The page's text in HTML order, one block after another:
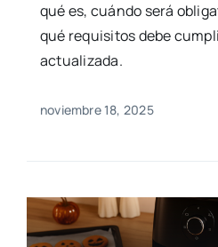
qué es, cuándo será
qué requisitos debe
actualizada.
noviembre 18, 2025